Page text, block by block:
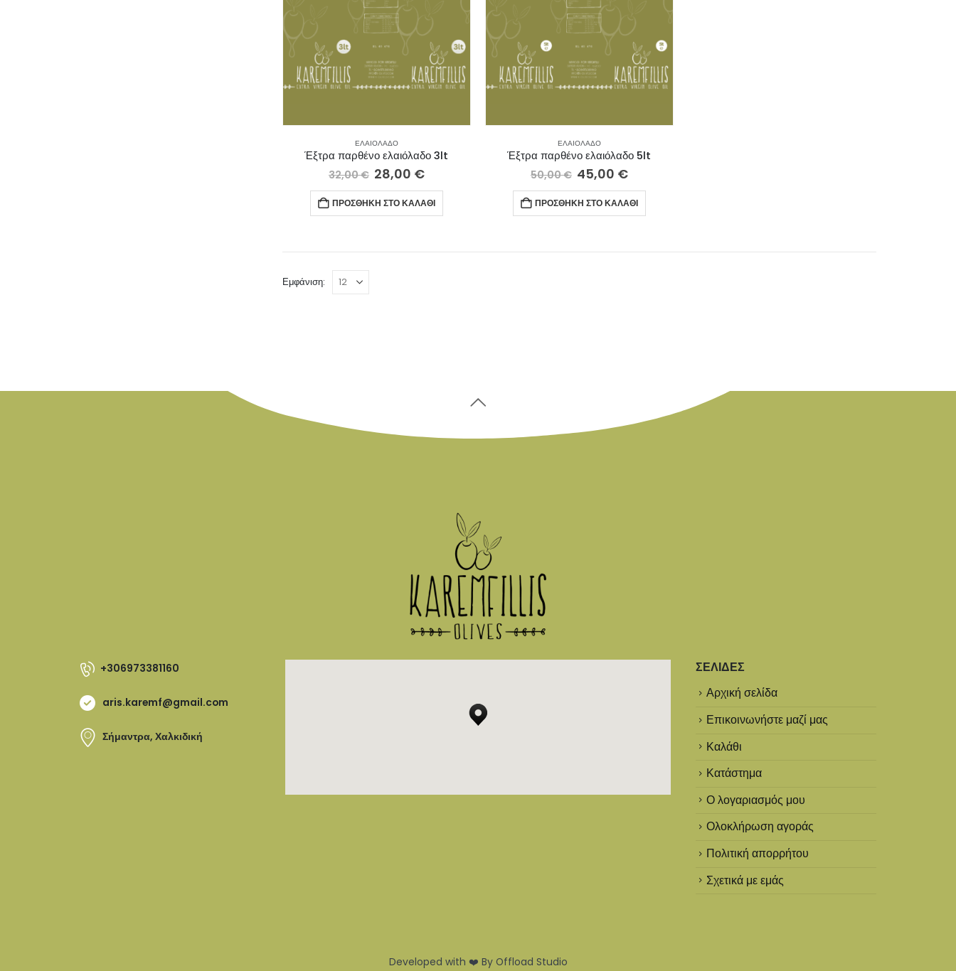
ΕΛΑΙΌΛΑΔΟ
Έξτρα παρθένο ελαιόλαδο 3lt
32,00€ 28,00 €
ΠΡΟΣΘΉΚΗ ΣΤΟ ΚΑΛΆΘΙ
ΕΛΑΙΌΛΑΔΟ
Έξτρα παρθένο ελαιόλαδο 5lt
50,00€ 45,00 €
ΠΡΟΣΘΉΚΗ ΣΤΟ ΚΑΛΆΘΙ
Εμφάνιση:
+306973381160
aris.karemf@gmail.com
Σήμαντρα, Χαλκιδική
ΣΕΛΊΔΕΣ
Αρχική σελίδα
Επικοινωνήστε μαζί μας
Καλάθι
Κατάστημα
Ο λογαριασμός μου
Ολοκλήρωση αγοράς
Πολιτική απορρήτου
Σχετικά με εμάς
Developed with ❤️ By Offload Studio